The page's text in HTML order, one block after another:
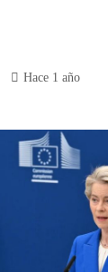
Hace 1 año